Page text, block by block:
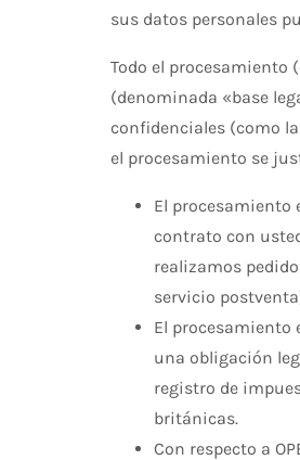
sus datos personales
Todo el procesamiento
(denominada «base
confidenciales (como
el procesamiento se
El procesamiento
contrato con
realizamos
servicio
El procesamiento
una obligación
registro de
británicas.
Con respecto a